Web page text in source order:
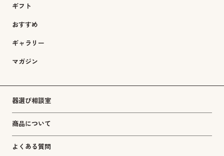
ギフト
おすすめ
ギャラリー
マガジン
器選び相談室
商品について
よくある質問